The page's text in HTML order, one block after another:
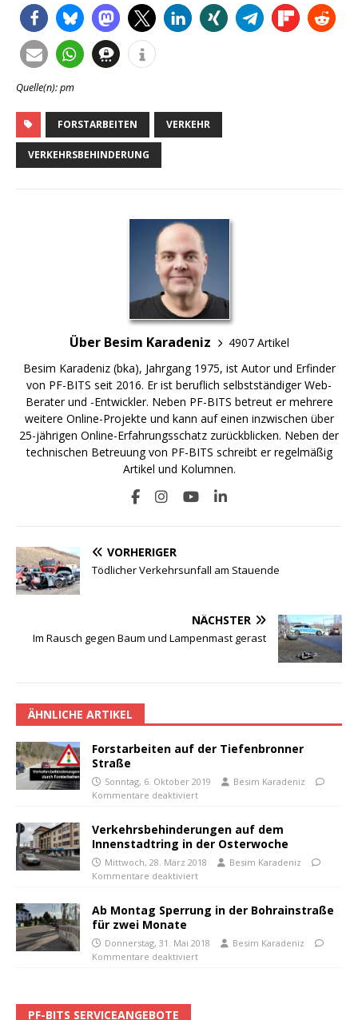
Quelle(n): pm
FORSTARBEITEN VERKEHR
VERKEHRSBEHINDERUNG
Über Besim Karadeniz
4907 Artikel
Besim Karadeniz (bka), Jahrgang 1975, ist Autor und Erfinder
von PF-BITS seit 2016. Er ist beruflich selbstständiger Web-
Berater und -Entwickler. Neben PF-BITS betreut er mehrere
weitere Online-Projekte und kann auf einen inzwischen über
25-jährigen Online-Erfahrungsschatz zurückblicken. Neben der
technischen Betreuung von PF-BITS schreibt er regelmäßig
Artikel und Kolumnen.
VORHERIGER
Tödlicher Verkehrsunfall am Stauende
NÄCHSTER
Im Rausch gegen Baum und Lampenmast gerast
ÄHNLICHE ARTIKEL
Forstarbeiten auf der Tiefenbronner
Straße
Sonntag, 6. Oktober 2019
Besim Karadeniz
Kommentare deaktiviert
Verkehrsbehinderungen auf dem
Innenstadtring in der Osterwoche
Mittwoch, 28. März 2018
Besim Karadeniz
Kommentare deaktiviert
Ab Montag Sperrung in der Bohrainstraße
für zwei Monate
Donnerstag, 31. Mai 2018
Besim Karadeniz
Kommentare deaktiviert
PF-BITS SERVICEANGEBOTE